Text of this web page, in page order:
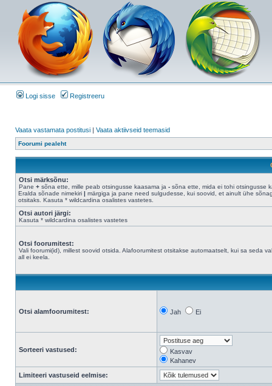
Logi sisse Registreeru
Vaata vastamata postitusi | Vaata aktiivseid teemasid
Foorumi pealeht
Otsi märksõnu:
Pane + sõna ette, mille peab otsingusse kaasama ja - sõna ette, mida ei tohi otsingusse
Eralda sõnade nimekiri | märgiga ja pane need sulgudesse, kui soovid, et ainult ühe
otsitaks. Kasuta * wildcardina osalistes vastetes.
Otsi autori järgi:
Kasuta * wildcardina osalistes vastetes
Otsi foorumitest:
Vali foorumi(id), millest soovid otsida. Alafoorumitest otsitakse automaatselt, kui sa seda
all ei keela.
Otsi alamfoorumitest: Jah Ei
Sorteeri vastused:
Kasvav
Kahanev
Limiteeri vastuseid eelmise: